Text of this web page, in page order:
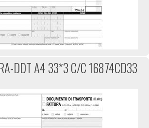
DDT A4 33*3 C/C 16874CD33